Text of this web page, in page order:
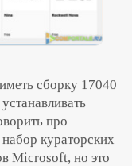
сборку 17040
про
кураторских
Microsoft, но это